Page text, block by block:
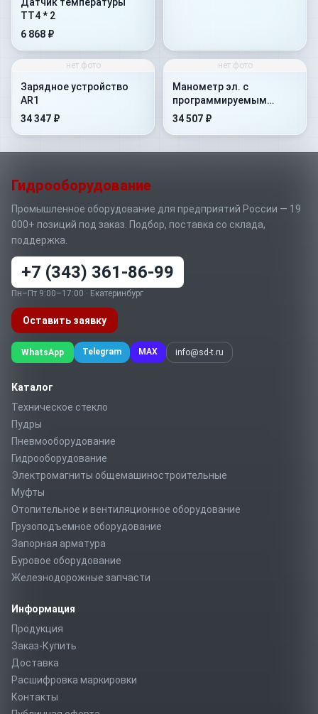
Датчик температуры
TT4 * 2
6 868 ₽
нет фото
Зарядное устройство
AR1
34 347 ₽
нет фото
Манометр эл. с
программируемым
выходом KRD54
34 507 ₽
Гидрооборудование
Промышленное оборудование для предприятий России — 19
000+ позиций под заказ. Подбор, поставка со склада,
поддержка.
+7 (343) 361-86-99
Пн–Пт 9:00–17:00 · Екатеринбург
Оставить заявку
WhatsApp Telegram MAX info@sd-t.ru
Каталог
Техническое стекло
Пудры
Пневмооборудование
Гидрооборудование
Электромагниты общемашиностроительные
Муфты
Отопительное и вентиляционное оборудование
Грузоподъемное оборудование
Запорная арматура
Буровое оборудование
Железнодорожные запчасти
Информация
Продукция
Заказ-Купить
Доставка
Расшифровка маркировки
Контакты